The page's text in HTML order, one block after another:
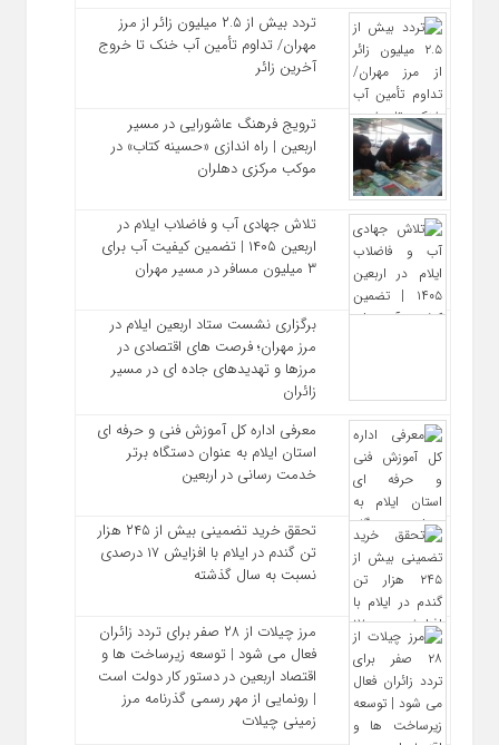
تردد بیش از ۲.۵ میلیون زائر از مرز
مهران/ تداوم تأمین آب خنک تا خروج
آخرین زائر
ترویج فرهنگ عاشورایی در مسیر
اربعین | راه‌ اندازی «حسینه کتاب» در
موکب مرکزی دهلران
تلاش جهادی آب و فاضلاب ایلام در
اربعین ۱۴۰۵ | تضمین کیفیت آب برای
۳ میلیون مسافر در مسیر مهران
برگزاری نشست ستاد اربعین ایلام در
مرز مهران؛ فرصت‌ های اقتصادی در
مرزها و تهدیدهای جاده‌ ای در مسیر
زائران
معرفی اداره کل آموزش فنی و حرفه‌ ای
استان ایلام به‌ عنوان دستگاه برتر
خدمت‌ رسانی در اربعین
تحقق خرید تضمینی بیش از ۲۴۵ هزار
تن گندم در ایلام با افزایش ۱۷ درصدی
نسبت به سال گذشته
مرز چیلات از ۲۸ صفر برای تردد زائران
فعال می‌ شود | توسعه زیرساخت‌ ها و
اقتصاد اربعین در دستور کار دولت است
| رونمایی از مهر رسمی گذرنامه مرز
زمینی چیلات